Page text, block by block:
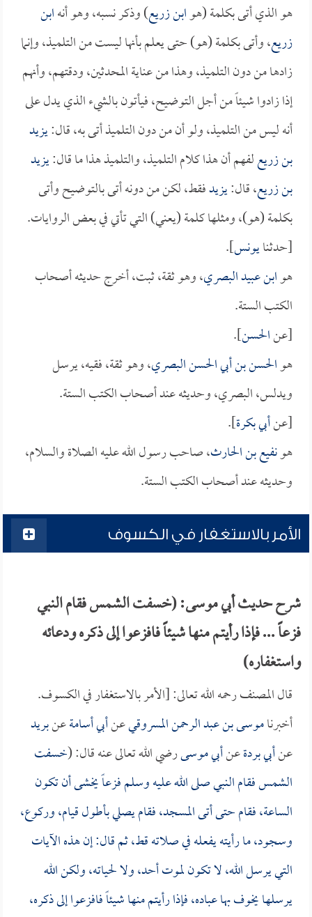
هو الذي أتى بكلمة (هوابن زريع) وذكر نسبه، وهو أنهابن
زريع، وأتى بكلمة (هو) حتى يعلم بأنها ليست من التلميذ، وإنما
زادها من دون التلميذ، وهذا من عناية المحدثين، ودقتهم، وأنهم
إذا زادوا شيئاً من أجل التوضيح، فيأتون بالشيء الذي يدل على
أنه ليس من التلميذ، ولو أن من دون التلميذ أتى به، قال:يزيد
بن زريعلفهم أن هذا كلام التلميذ، والتلميذ هذا ما قال:يزيد
بن زريع، قال:يزيدفقط، لكن من دونه أتى بالتوضيح وأتى
بكلمة (هو)، ومثلها كلمة (يعني) التي تأتي في بعض الروايات.
[حدثنايونس].
هوابن عبيد البصري، وهو ثقة، ثبت، أخرج حديثه أصحاب
الكتب الستة.
[عنالحسن].
هوالحسن بن أبي الحسن البصري، وهو ثقة، فقيه، يرسل
ويدلس، البصري، وحديثه عند أصحاب الكتب الستة.
[عنأبي بكرة].
هونفيع بن الحارث، صاحب رسول الله عليه الصلاة والسلام،
وحديثه عند أصحاب الكتب الستة.
الأمر بالاستغفار في الكسوف
شرح حديث أبي موسى: (خسفت الشمس فقام النبي
فزعاً ... فإذا رأيتم منها شيئاً فافزعوا إلى ذكره ودعائه
واستغفاره)
قال المصنف رحمه الله تعالى: [الأمر بالاستغفار في الكسوف.
أخبرناموسى بن عبد الرحمن المسروقيعنأبي أسامةعنبريد
عنأبي بردةعنأبي موسىرضي الله تعالى عنه قال: (خسفت
الشمس فقام النبي صلى الله عليه وسلم فزعاً يخشى أن تكون
الساعة، فقام حتى أتى المسجد، فقام يصلي بأطول قيام، وركوع،
وسجود، ما رأيته يفعله في صلاته قط، ثم قال: إن هذه الآيات
التي يرسل الله، لا تكون لموت أحد، ولا لحياته، ولكن الله
يرسلها يخوف بها عباده، فإذا رأيتم منها شيئاً فافزعوا إلى ذكره،